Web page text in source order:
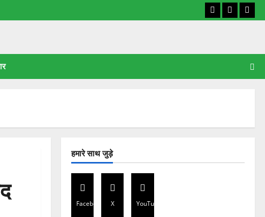
Facebook
X
हमारे साथ जुड़े
Facebook X YouTube